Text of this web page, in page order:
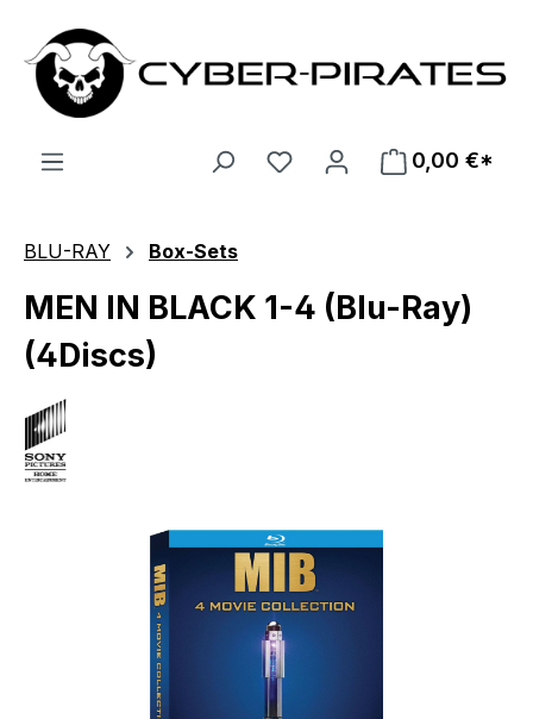
Zum Hauptinhalt springen
0,00 €*
BLU-RAY Box-Sets
MEN IN BLACK 1-4 (Blu-Ray)
(4Discs)
Bildergalerie überspringen